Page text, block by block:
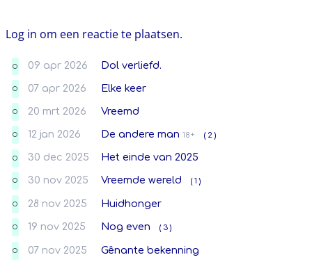
Log in om een reactie te plaatsen.
O 09 apr 2026 Dol verliefd.
O 07 apr 2026 Elke keer
O 20 mrt 2026 Vreemd
O 12 jan 2026 De andere man 18+ ( 2 )
O 30 dec 2025 Het einde van 2025
O 30 nov 2025 Vreemde wereld ( 1 )
O 28 nov 2025 Huidhonger
O 19 nov 2025 Nog even ( 3 )
O 07 nov 2025 Gênante bekenning